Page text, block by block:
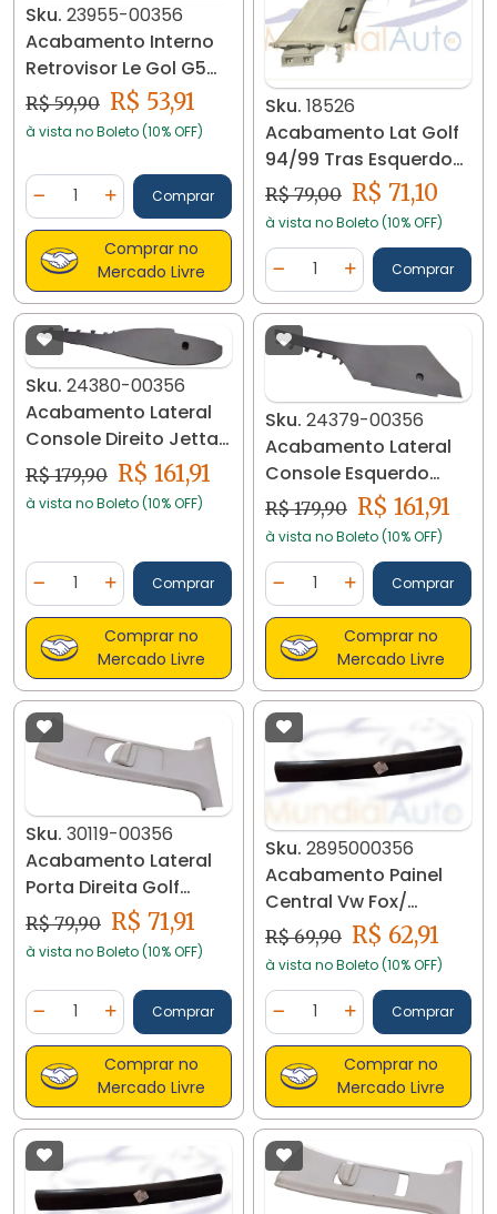
Sku. 23955-00356
Acabamento Interno
Retrovisor Le Gol G5
G6 G8 23955
R$ 59,90 R$ 53,91
à vista no Boleto (10% OFF)
Diminuir Quantidade
Quantidade
Adicionar Quantidade
Comprar
Comprar no
Mercado Livre
Sku. 18526
Acabamento Lat Golf
94/99 Tras Esquerdo
1hm867295a 18526
R$ 79,00 R$ 71,10
à vista no Boleto (10% OFF)
Diminuir Quantidade
Quantidade
AdicionarComprar
Sku. 24380-00356
Acabamento Lateral
Console Direito Jetta
2011 24380
R$ 179,90 R$ 161,91
à vista no Boleto (10% OFF)
Diminuir Quantidade
Quantidade
Adicionar Quantidade
Comprar
Comprar no
Mercado Livre
Sku. 24379-00356
Acabamento Lateral
Console Esquerdo
Jetta 2011 24379
R$ 179,90 R$ 161,91
à vista no Boleto (10% OFF)
Diminuir Quantidade
Quantidade
AdicionarComprar
Comprar no
Mercado Livre
Sku. 30119-00356
Acabamento Lateral
Porta Direita Golf
1994/98 30119
R$ 79,90 R$ 71,91
à vista no Boleto (10% OFF)
Diminuir Quantidade
Quantidade
Adicionar Quantidade
Comprar
Comprar no
Mercado Livre
Sku. 2895000356
Acabamento Painel
Central Vw Fox/
Crossfox. 2895
R$ 69,90 R$ 62,91
à vista no Boleto (10% OFF)
Diminuir Quantidade
Quantidade
AdicionarComprar
Comprar no
Mercado Livre